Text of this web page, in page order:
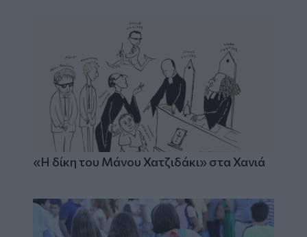
«Η δίκη του Μάνου Χατζιδάκι» στα Χανιά